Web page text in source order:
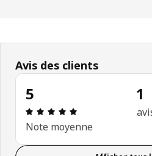
Avis des clients
5
Avis: 5 sur 5
Note moyenne
1